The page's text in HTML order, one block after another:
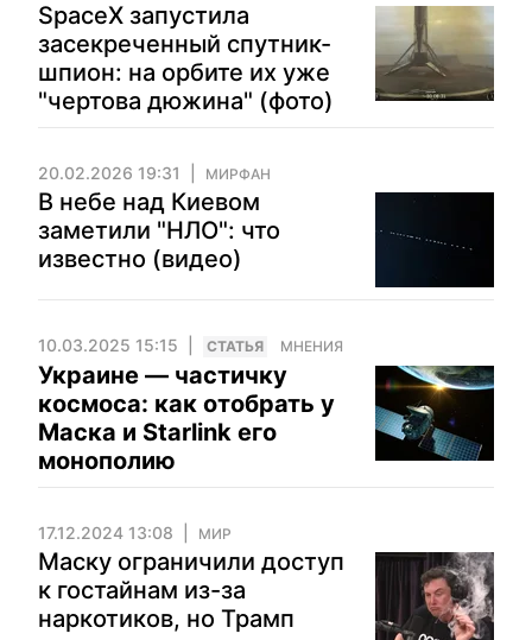
SpaceX запустила
засекреченный спутник-
шпион: на орбите их уже
"чертова дюжина" (фото)
20.02.2026 19:31 МИРФАН
В небе над Киевом
заметили "НЛО": что
известно (видео)
10.03.2025 15:15 CТАТЬЯ МНЕНИЯ
Украине — частичку
космоса: как отобрать у
Маска и Starlink его
монополию
17.12.2024 13:08 МИР
Маску ограничили доступ
к гостайнам из-за
наркотиков, но Трамп